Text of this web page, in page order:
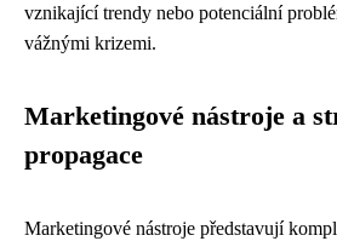
vznikající trendy nebo potenciální
vážnými krizemi.
Marketingové nástroje a
propagace
Marketingové nástroje představují